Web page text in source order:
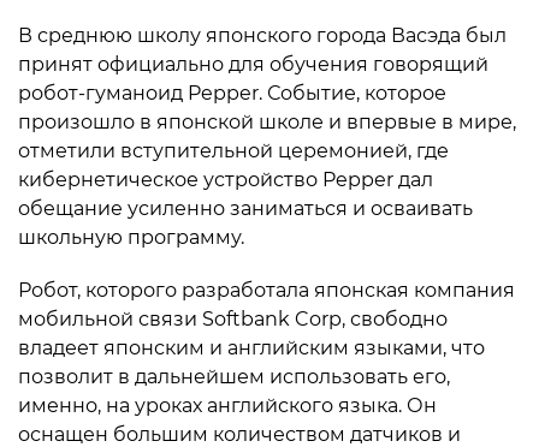
В среднюю школу японского города Васэда был
принят официально для обучения говорящий
робот-гуманоид Pepper. Событие, которое
произошло в японской школе и впервые в мире,
отметили вступительной церемонией, где
кибернетическое устройство Pepper дал
обещание усиленно заниматься и осваивать
школьную программу.
Робот, которого разработала японская компания
мобильной связи Softbank Corp, свободно
владеет японским и английским языками, что
позволит в дальнейшем использовать его,
именно, на уроках английского языка. Он
оснащен большим количеством датчиков и